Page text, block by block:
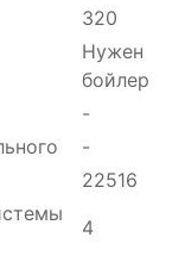
320
Нужен
бойлер
-
-
22516
4